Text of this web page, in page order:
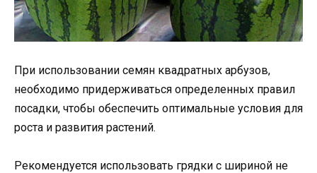
При использовании семян квадратных арбузов,
необходимо придерживаться определенных правил
посадки, чтобы обеспечить оптимальные условия для
роста и развития растений.
Рекомендуется использовать грядки с шириной не